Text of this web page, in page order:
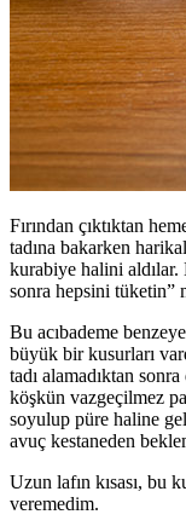
Fırından çıktıktan
tadına bakarken
kurabiye halini
sonra hepsini tüketin”
Bu acıbademe
büyük bir kusurları
tadı alamadıktan
köşkün vazgeçilmez
soyulup püre haline
avuç kestaneden
Uzun lafın kısası, bu
veremedim.